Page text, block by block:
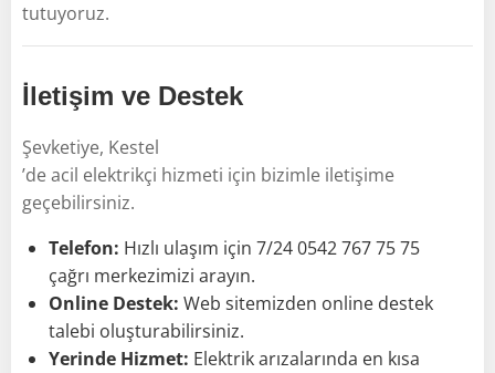
tutuyoruz.
İletişim ve Destek
Şevketiye, Kestel
’de acil elektrikçi hizmeti için bizimle iletişime
geçebilirsiniz.
Telefon: Hızlı ulaşım için 7/24 0542 767 75 75
çağrı merkezimizi arayın.
Online Destek: Web sitemizden online destek
talebi oluşturabilirsiniz.
Yerinde Hizmet: Elektrik arızalarında en kısa